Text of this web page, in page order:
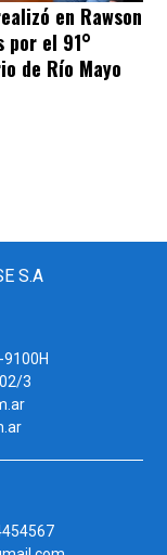
en Rawson
por el 91°
de Río Mayo
S.A
9100H
3